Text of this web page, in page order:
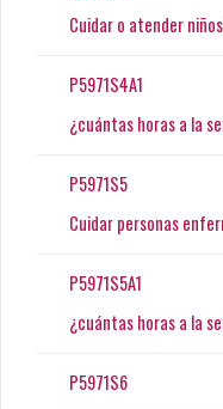
Cuidar o atender
P5971S4A1
¿cuántas horas a la
P5971S5
Cuidar personas
P5971S5A1
¿cuántas horas a la
P5971S6